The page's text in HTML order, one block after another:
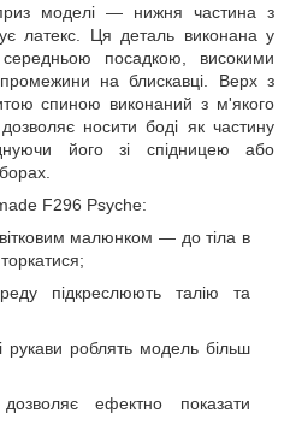
моделі — нижня частина з
латекс. Ця деталь виконана у
середньою посадкою, високими
на блискавці. Верх з
спиною виконаний з м'якого
носити боді як частину
його зі спідницею або
F296 Psyche:
малюнком — до тіла в
підкреслюють талію та
рукави роблять модель більш
ефектно показати